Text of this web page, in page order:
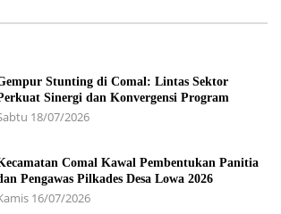
Stunting di Comal: Lintas Sektor
Sinergi dan Konvergensi Program
18/07/2026
Comal Kawal Pembentukan Panitia
Pengawas Pilkades Desa Lowa 2026
16/07/2026